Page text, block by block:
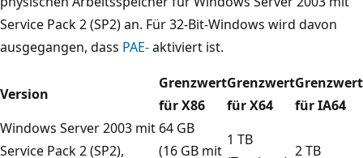
Service Pack 2 (SP2) an. Für 32-Bit-Windows wird davon
ausgegangen, dass PAE-aktiviert ist.
Version
Grenzwert
für X86
Grenzwert
für X64
Grenzwert
für IA64
Windows Server 2003 mit
Service Pack 2 (SP2),
64 GB
(16 GB mit
1 TB
2 TB